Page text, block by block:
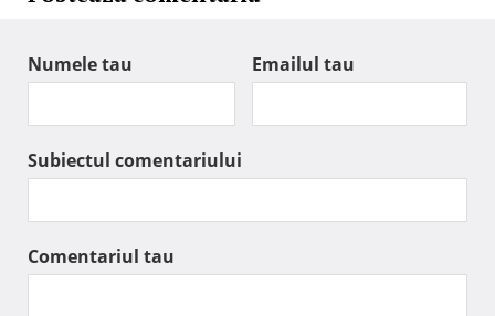
Numele tau Emailul tau
Subiectul comentariului
Comentariul tau